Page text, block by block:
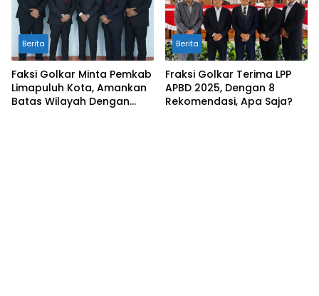
Berita
Faksi Golkar Minta Pemkab
Limapuluh Kota, Amankan
Batas Wilayah Dengan
Berita
Fraksi Golkar Terima LPP
APBD 2025, Dengan 8
Rekomendasi, Apa Saja?